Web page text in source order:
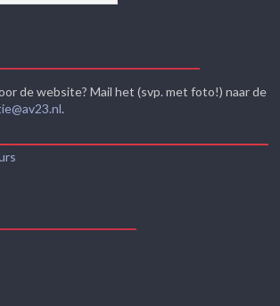
de website? Mail het (svp. met foto!) naar de
.